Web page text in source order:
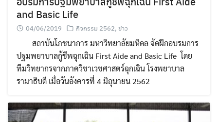
and Basic Life
04/06/2019 กิจกรรม 2562, ข่าว
สถาบันโภชนาการ มหาวิทยาลัยมหิดล จัดฝึกอบรมการ
ปฐมพยาบาลกู้ชีพฉุกเฉิน First Aide and Basic Life โดย
ทีมวิทยากรจากภาควิชาเวชศาสตร์ฉุกเฉิน โรงพยาบาล
รามาธิบดี เมื่อวันอังคารที่ 4 มิถุนายน 2562